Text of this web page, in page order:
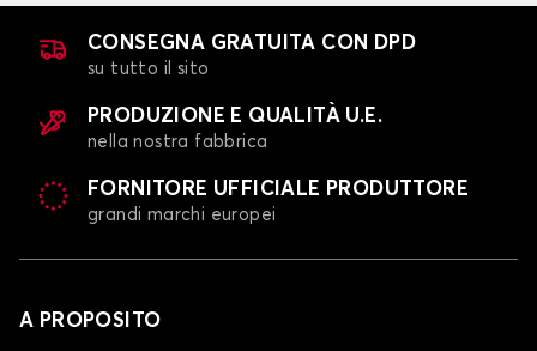
CONSEGNA GRATUITA CON DPD
su tutto il sito
PRODUZIONE E QUALITÀ U.E.
nella nostra fabbrica
FORNITORE UFFICIALE PRODUTTORE
grandi marchi europei
A PROPOSITO